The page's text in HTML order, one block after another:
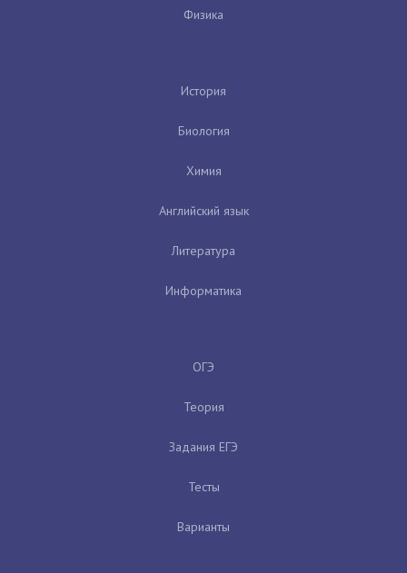
Физика
История
Биология
Химия
Английский язык
Литература
Информатика
ОГЭ
Теория
Задания ЕГЭ
Тесты
Варианты